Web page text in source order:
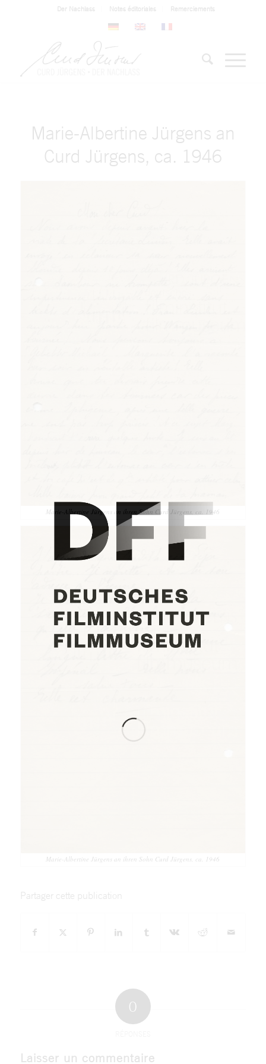
Der Nachlass Notes éditoriales Remerciements
Marie-Albertine Jürgens an
Curd Jürgens, ca. 1946
Marie-Albertine Jürgens an ihren Sohn Curd Jürgens, ca. 1946
Marie-Albertine Jürgens an ihren Sohn Curd Jürgens, ca. 1946
Partager cette publication
0
Laisser un commentaire